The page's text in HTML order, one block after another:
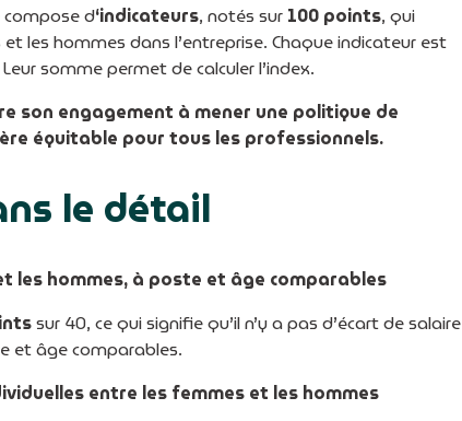
compose d‘indicateurs, notés sur 100 points, qui
les hommes dans l’entreprise. Chaque indicateur est
somme permet de calculer l’index.
son engagement à mener une politique de
équitable pour tous les professionnels.
le détail
les hommes, à poste et âge comparables
sur 40, ce qui signifie qu’il n’y a pas d’écart de salaire
et âge comparables.
entre les femmes et les hommes